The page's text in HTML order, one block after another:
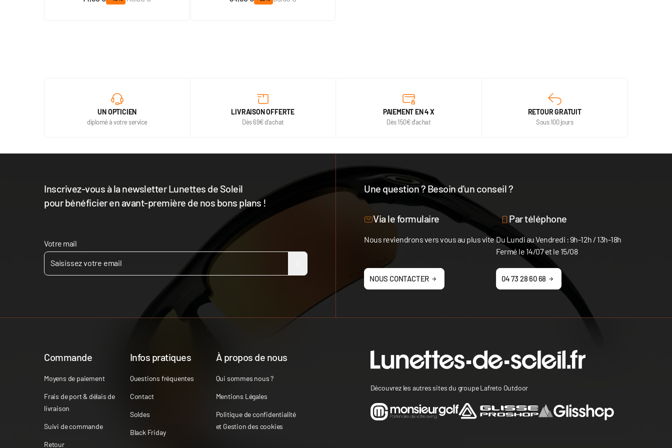
UN OPTICIEN
diplomé à votre service
LIVRAISON OFFERTE
Dès 69€ d'achat
PAIEMENT EN 4 X
Dès 150€ d'achat
RETOUR GRATUIT
Sous 100 jours
Inscrivez-vous à la newsletter Lunettes de Soleil
pour bénéficier en avant-première de nos bons plans !
Votre mail
Une question ? Besoin d'un conseil ?
Notre équipe est à votre disposition
Via le formulaire Par téléphone
Nous reviendrons vers vous au plus vite
NOUS CONTACTER
Du Lundi au Vendredi : 9h-12h / 13h-18h
Fermé le 14/07 et le 15/08
04 73 28 60 68
Commande
Moyens de paiement
Frais de port & délais de
livraison
Suivi de commande
Retour
Infos pratiques
Questions fréquentes
Contact
Soldes
Black Friday
À propos de nous
Qui sommes nous ?
Mentions Légales
Politique de confidentialité
et Gestion des cookies
Découvrez les autres sites du groupe Lafreto Outdoor